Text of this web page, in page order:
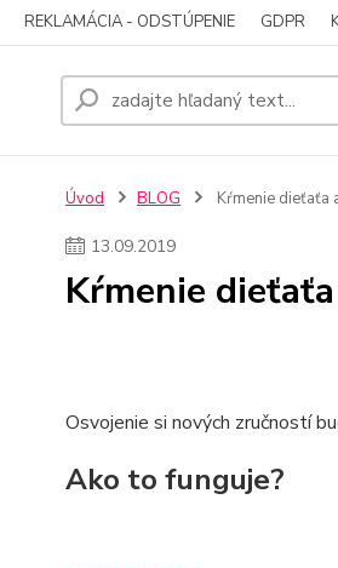
REKLAMÁCIA - ODSTÚPENIE GDPR
Úvod BLOG Kŕmenie dieťaťa
13.09.2019
Kŕmenie
Osvojenie si nových zručností
Ako to funguje?